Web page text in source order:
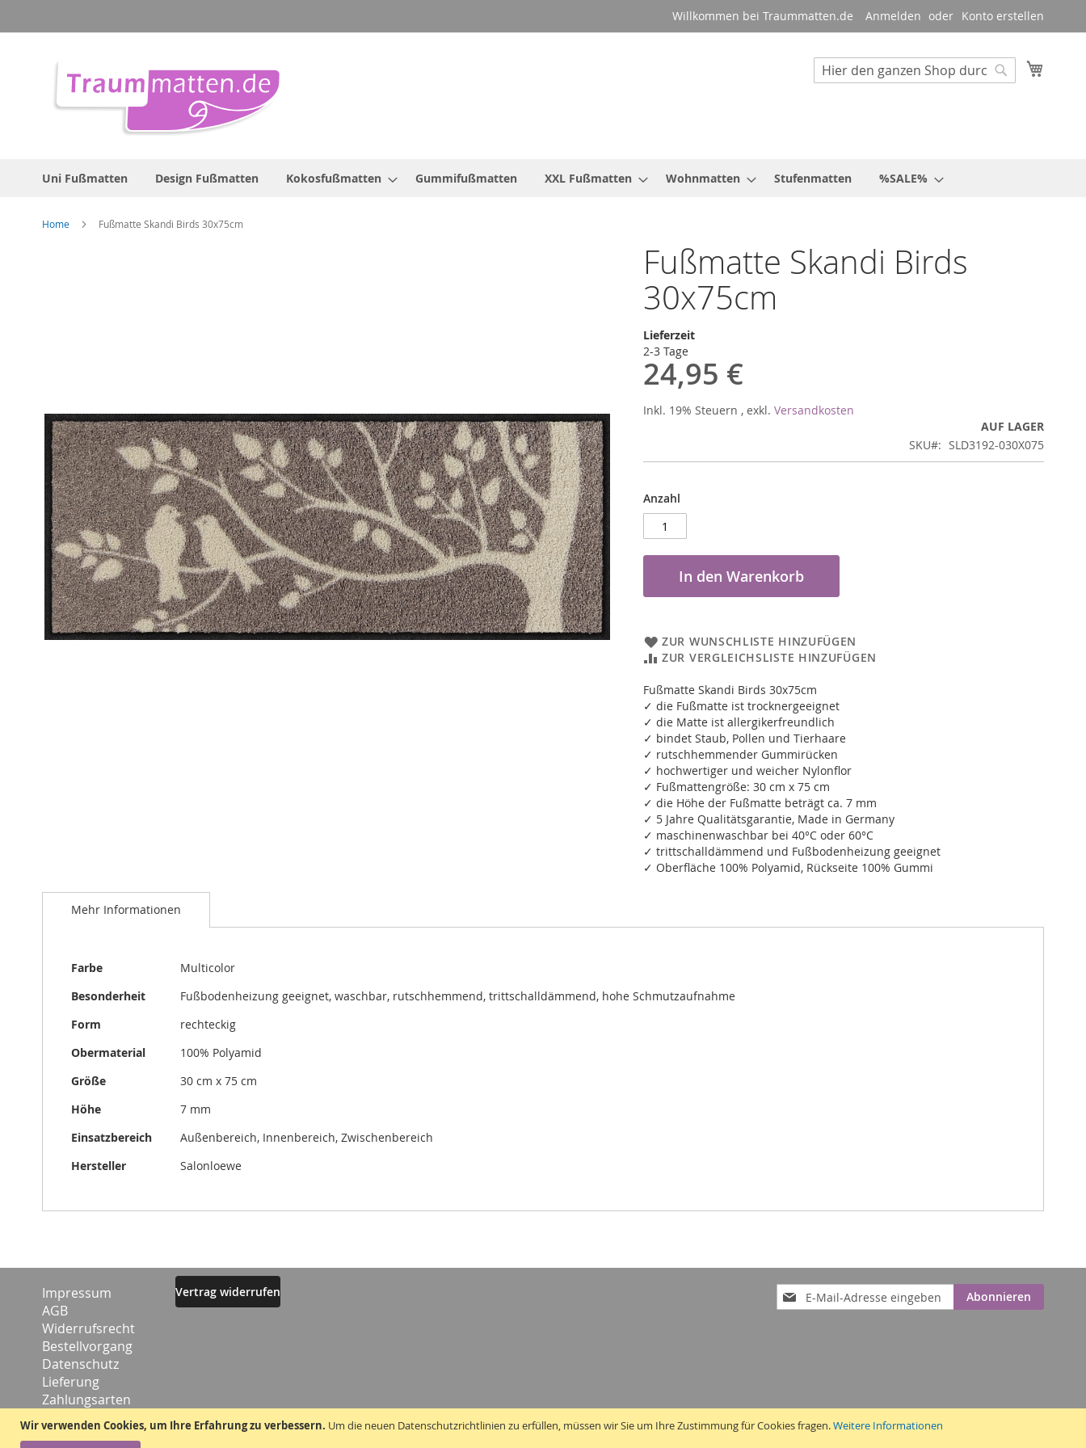
Wir verwenden Cookies, um Ihre Erfahrung zu verbessern. Um die neuen Datenschutzrichtlinien zu erfüllen, müssen wir Sie um Ihre Zustimmung für Cookies fragen.Weitere Informationen
zum
Willkommen bei Traummatten.de Anmelden Konto erstellen
Suche
Uni Fußmatten Design Fußmatten Kokosfußmatten Gummifußmatten XXL Fußmatten Wohnmatten Stufenmatten %SALE%
Home Fußmatte Skandi Birds 30x75cm
Fußmatte Skandi Birds
30x75cm
Lieferzeit
2-3 Tage
24,95 €
Inkl. 19% Steuern , exkl. Versandkosten
AUF LAGER
SKU
SLD3192-030X075
Anzahl
In den Warenkorb
ZUR WUNSCHLISTE HINZUFÜGEN
ZUR VERGLEICHSLISTE HINZUFÜGEN
Fußmatte Skandi Birds 30x75cm
✓ die Fußmatte ist trocknergeeignet
✓ die Matte ist allergikerfreundlich
✓ bindet Staub, Pollen und Tierhaare
✓ rutschhemmender Gummirücken
✓ hochwertiger und weicher Nylonflor
✓ Fußmattengröße: 30 cm x 75 cm
✓ die Höhe der Fußmatte beträgt ca. 7 mm
✓ 5 Jahre Qualitätsgarantie, Made in Germany
✓ maschinenwaschbar bei 40°C oder 60°C
✓ trittschalldämmend und Fußbodenheizung geeignet
✓ Oberfläche 100% Polyamid, Rückseite 100% Gummi
Mehr Informationen
Mehr
Farbe
Multicolor
Besonderheit
Fußbodenheizung geeignet, waschbar, rutschhemmend, trittschalldämmend, hohe Schmutzaufnahme
Form
rechteckig
Obermaterial
100% Polyamid
Größe
30 cm x 75 cm
Höhe
7 mm
Einsatzbereich
Außenbereich, Innenbereich, Zwischenbereich
Hersteller
Salonloewe
Anmeldung
zum
Abonnieren
Impressum
AGB
Widerrufsrecht
Bestellvorgang
Datenschutz
Lieferung
Zahlungsarten
Kontakt
Vertrag widerrufen